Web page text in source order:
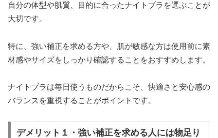
自分の体型や肌質、目的に合ったナイトブラを選ぶことが
大切です。
特に、強い補正を求める方や、肌が敏感な方は使用前に素
材感やサイズをしっかり確認することをおすすめします。
ナイトブラは毎日使うものだからこそ、快適さと安心感の
バランスを重視することがポイントです。
デメリット１・強い補正を求める人には物足り